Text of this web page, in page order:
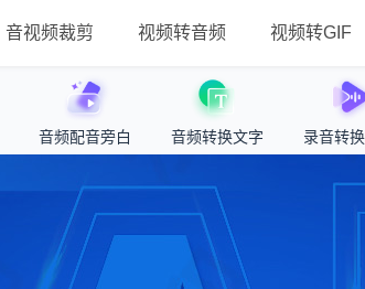
音视频裁剪 视频转音频 视频转GIF
音频配音旁白 音频转换文字 录音转